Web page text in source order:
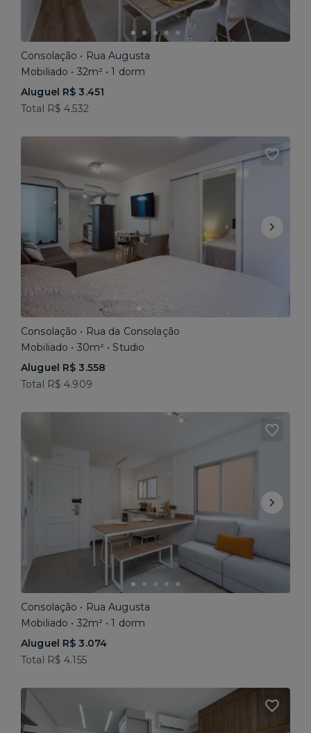
Consolação • Rua Augusta
Mobiliado • 32m² • 1 dorm
Aluguel R$ 3.451
Total R$ 4.532
Consolação • Rua da Consolação
Mobiliado • 30m² • Studio
Aluguel R$ 3.558
Total R$ 4.909
Consolação • Rua Augusta
Mobiliado • 32m² • 1 dorm
Aluguel R$ 3.074
Total R$ 4.155